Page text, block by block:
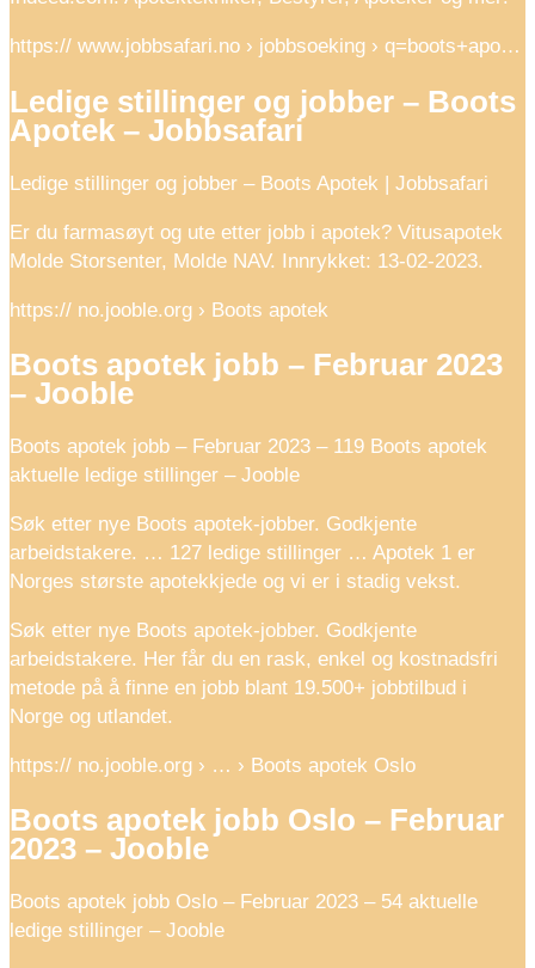
https:// www.jobbsafari.no › jobbsoeking › q=boots+apo…
Ledige stillinger og jobber – Boots
Apotek – Jobbsafari
Ledige stillinger og jobber – Boots Apotek | Jobbsafari
Er du farmasøyt og ute etter jobb i apotek? Vitusapotek
Molde Storsenter, Molde NAV. Innrykket: 13-02-2023.
https:// no.jooble.org › Boots apotek
Boots apotek jobb – Februar 2023
– Jooble
Boots apotek jobb – Februar 2023 – 119 Boots apotek
aktuelle ledige stillinger – Jooble
Søk etter nye Boots apotek-jobber. Godkjente
arbeidstakere. … 127 ledige stillinger … Apotek 1 er
Norges største apotekkjede og vi er i stadig vekst.
Søk etter nye Boots apotek-jobber. Godkjente
arbeidstakere. Her får du en rask, enkel og kostnadsfri
metode på å finne en jobb blant 19.500+ jobbtilbud i
Norge og utlandet.
https:// no.jooble.org › … › Boots apotek Oslo
Boots apotek jobb Oslo – Februar
2023 – Jooble
Boots apotek jobb Oslo – Februar 2023 – 54 aktuelle
ledige stillinger – Jooble